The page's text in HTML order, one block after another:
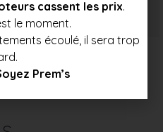
cassent les prix.
le moment.
écoulé, il sera trop
Prem’s